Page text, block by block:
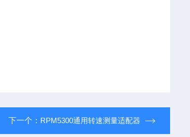
下一个： RPM5300通用转速测量适配器